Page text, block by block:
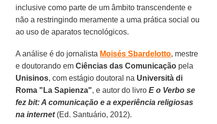
inclusive como parte de um âmbito transcendente e
não a restringindo meramente a uma prática social ou
ao uso de aparatos tecnológicos.
A análise é do jornalista Moisés Sbardelotto, mestre
e doutorando emCiências das Comunicação pela
Unisinos, com estágio doutoral na Università di
Roma "La Sapienza", e autor do livroE o Verbo se
fez bit: A comunicação e a experiência religiosas
na internet (Ed. Santuário, 2012).